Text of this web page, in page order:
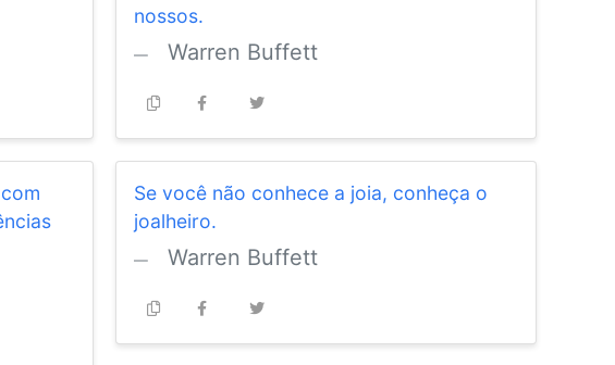
nossos.
Warren Buffett
Se você não conhece a joia, conheça o
joalheiro.
Warren Buffett